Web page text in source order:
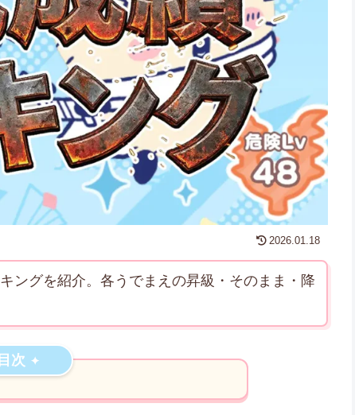
2026.01.18
ングを紹介。各うでまえの昇級・そのまま・降
目次